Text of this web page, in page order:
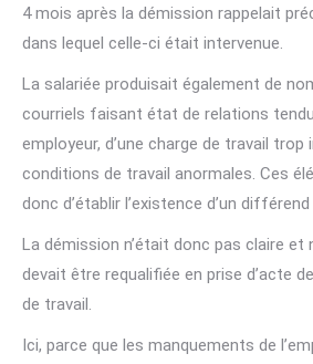
4 mois après la démission rappelait
dans lequel celle-ci était intervenue.
La salariée produisait également de
courriels faisant état de relations
employeur, d’une charge de travail
conditions de travail anormales. Ces
donc d’établir l’existence d’un
La démission n’était donc pas claire et
devait être requalifiée en prise d’acte
de travail.
Ici, parce que les manquements de